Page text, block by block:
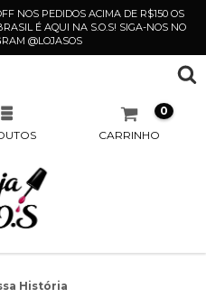
NOS PEDIDOS ACIMA DE R$150 OS
É AQUI NA S.O.S! SIGA-NOS NO
@LOJASOS
CARRINHO
0
História